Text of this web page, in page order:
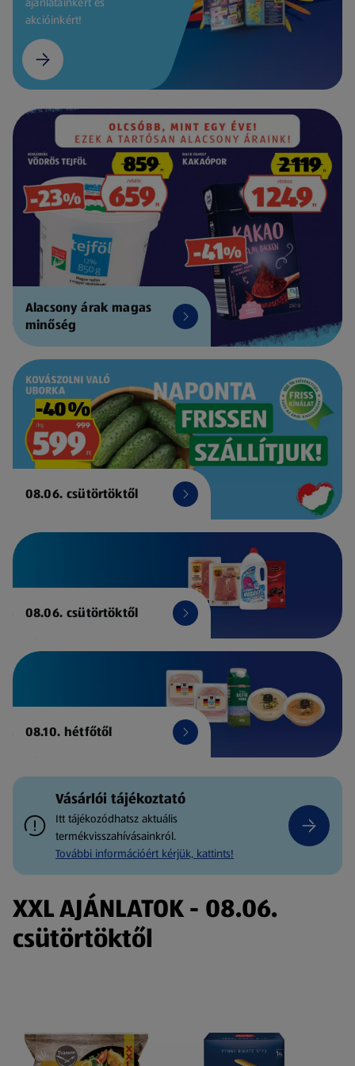
akcióinkért!
Alacsony árak magas
minőség
08.06. csütörtöktől
08.06. csütörtöktől
08.10. hétfőtől
Vásárlói tájékoztató
Itt tájékozódhatsz aktuális
termékvisszahívásainkról.
További információért kérjük, kattints!
XXL AJÁNLATOK - 08.06.
csütörtöktől